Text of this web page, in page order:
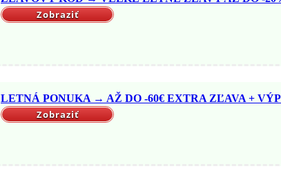
Zobraziť
LETNÁ PONUKA → AŽ DO -60€ EXTRA ZĽAVA +
Zobraziť